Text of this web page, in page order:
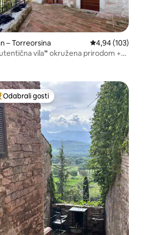
5/5, recenzija: 13
– Torreorsina Prosječna ocjena:
4,94 (103)
vila❞ okružena prirodom +
4,86/5, recenzija: 364
najviše rangiranima s oznakom „Odabrali gosti”
Odabrali gosti